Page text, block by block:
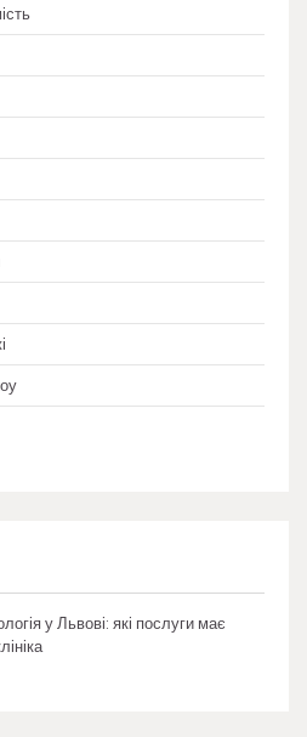
у Львові: які послуги має